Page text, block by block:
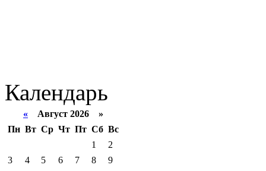
Календарь
« Август 2026 »
Пн Вт Ср Чт Пт Сб Вс
1
2
3
4 5 6 7 8
9